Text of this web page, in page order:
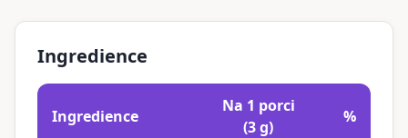
Ingredience
Ingredience
Na 1 porci
(3 g)
%